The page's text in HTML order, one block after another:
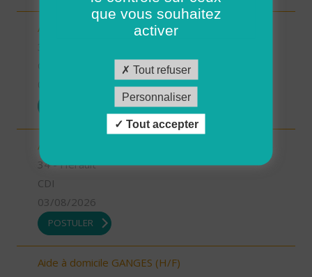
Auxiliaire de vie LE CRES (H/F)
Aide à domicile LE CRES (H/F)
34 - Hérault
CDI
03/08/2026
POSTULER
Aide à domicile GANGES (H/F)
que vous souhaitez
activer
Tout refuser
Personnaliser
Tout accepter